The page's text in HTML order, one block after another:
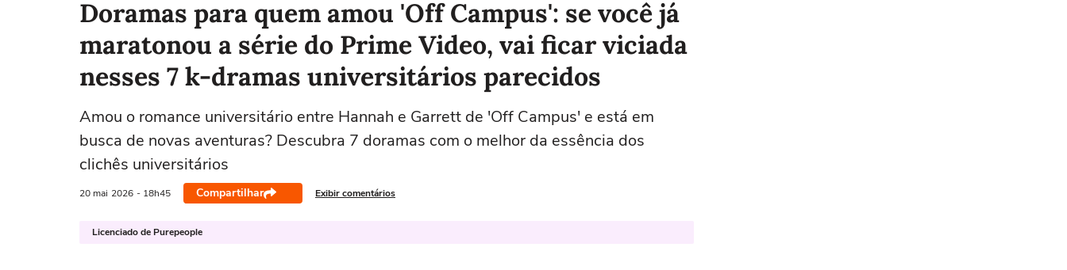
Doramas para quem amou 'Off Campus': se você já
maratonou a série do Prime Video, vai ficar viciada
nesses 7 k-dramas universitários parecidos
Amou o romance universitário entre Hannah e Garrett de 'Off Campus' e está em
busca de novas aventuras? Descubra 7 doramas com o melhor da essência dos
clichês universitários
20 mai 2026 - 18h45 Compartilhar Exibir comentários
Licenciado de Purepeople